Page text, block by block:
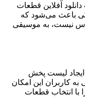
آفلاین قطعات
باعث می‌شود که
نیست، به موسیقی
ایجاد لیست پخش
کاربران این امکان
با انتخاب قطعات